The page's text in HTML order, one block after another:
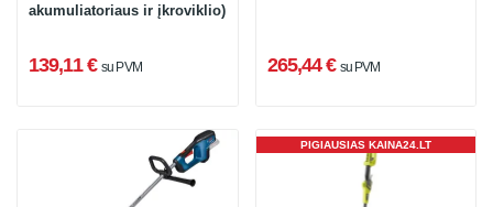
akumuliatoriaus ir įkroviklio)
139,11 € su PVM 265,44 € su PVM
PIGIAUSIAS KAINA24.LT